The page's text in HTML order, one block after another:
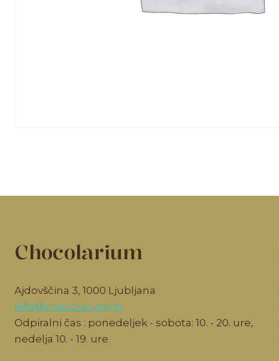
Chocolarium
Ajdovščina 3, 1000 Ljubljana
info@chocolarium.si
Odpiralni čas : ponedeljek - sobota: 10. - 20. ure,
nedelja 10. - 19. ure